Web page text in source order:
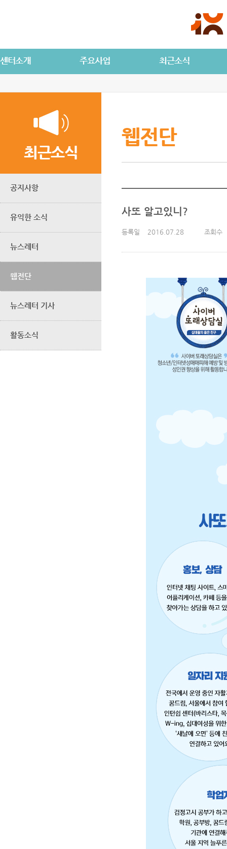
최근소식
공지사항
유익한 소식
뉴스레터
웹전단
뉴스레터 기사
활동소식
웹전단
사또 알고있니?
등록일 2016.07.28 조회수